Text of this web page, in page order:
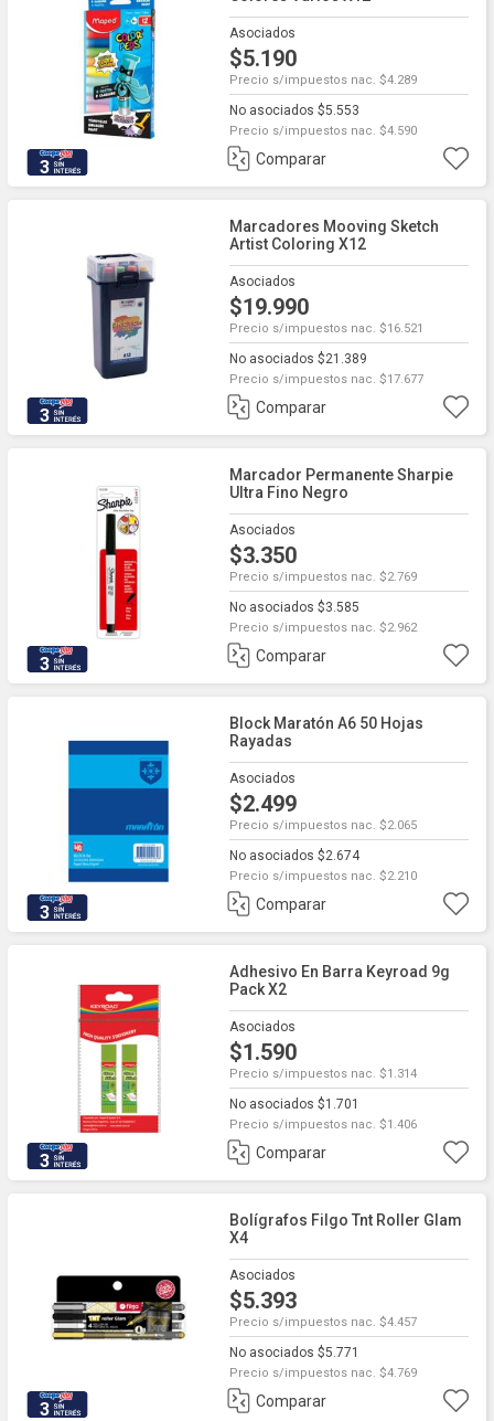
3
Asociados
$5.190
Precio s/impuestos nac. $4.289
No asociados $5.553
Precio s/impuestos nac. $4.590
Comparar
3
Marcadores Mooving Sketch
Artist Coloring X12
Asociados
$19.990
Precio s/impuestos nac. $16.521
No asociados $21.389
Precio s/impuestos nac. $17.677
Comparar
3
Marcador Permanente Sharpie
Ultra Fino Negro
Asociados
$3.350
Precio s/impuestos nac. $2.769
No asociados $3.585
Precio s/impuestos nac. $2.962
Comparar
3
Block Maratón A6 50 Hojas
Rayadas
Asociados
$2.499
Precio s/impuestos nac. $2.065
No asociados $2.674
Precio s/impuestos nac. $2.210
Comparar
3
Adhesivo En Barra Keyroad 9g
Pack X2
Asociados
$1.590
Precio s/impuestos nac. $1.314
No asociados $1.701
Precio s/impuestos nac. $1.406
Comparar
3
Bolígrafos Filgo Tnt Roller Glam
X4
Asociados
$5.393
Precio s/impuestos nac. $4.457
No asociados $5.771
Precio s/impuestos nac. $4.769
Comparar